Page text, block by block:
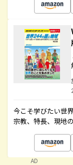
今こそ学びたい世
宗教、特長、現地
AD